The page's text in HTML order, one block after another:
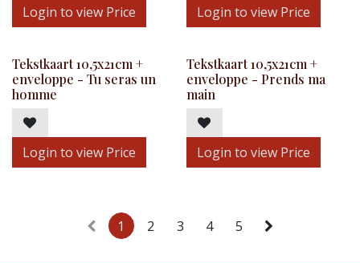
Login to view Price Login to view Price
Tekstkaart 10,5x21cm +
enveloppe - Tu seras un
homme
Login to view Price
Tekstkaart 10,5x21cm +
enveloppe - Prends ma
main
Login to view Price
1 2 3 4 5